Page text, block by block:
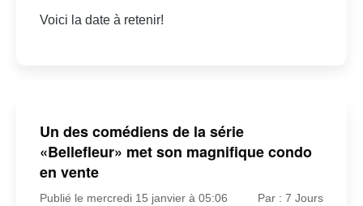
Voici la date à retenir!
Un des comédiens de la série
«Bellefleur» met son magnifique condo
en vente
Publié le mercredi 15 janvier à 05:06 Par : 7 Jours